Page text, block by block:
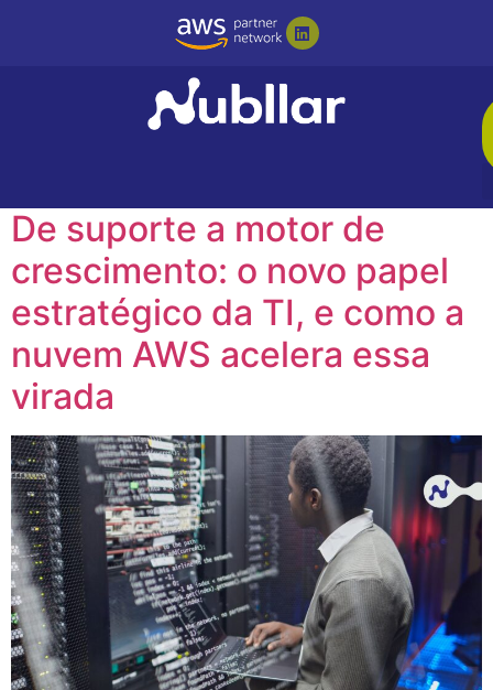
#computação
De suporte a motor de
crescimento: o novo papel
estratégico da TI, e como a
nuvem AWS acelera essa
virada